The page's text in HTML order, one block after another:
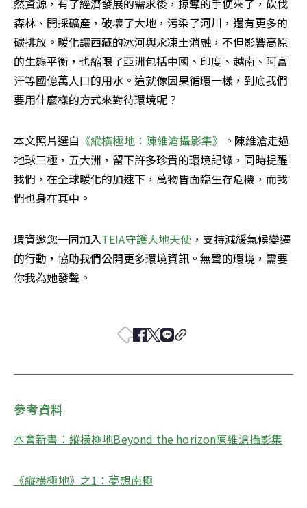
森林、開採礦產，破壞了大地，污染了河川，還有更多的
碳排放。暖化讓西藏的冰河與永凍土消融，不但影響高原
的生態平衡，也縮限了亞洲包括中國、印度、越南、阿富
汗等國億萬人口的用水。這就像因果循環一樣，到底我們
要用什麼樣的方式來對待環境呢？
本文照片選自 《縱橫極地：陳維滄攝影集》 。陳維滄走過
地球三極，五大洲，留下許多珍貴的環境記錄，同時提醒
我們，在全球暖化的加速下，萬物皆面臨生存危機，而我
們也身在其中。
環資邀您一同加入TEIA守護大地天使 ，支持減緩氣候變遷
的行動，協助我們公開更多環境資訊。無聲的環境，需要
你我為她發聲。
參考資料
本會新書：縱橫極地Beyond the horizon陳維滄攝影集
《縱橫極地》之1：夢想南極